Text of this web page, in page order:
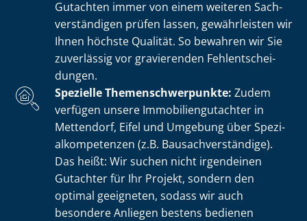
Gutachten immer von einem weiteren Sach­
ver­stän­di­gen prüfen lassen, gewährleisten wir
Ihnen höchste Qualität. So bewahren wir Sie
zuverlässig vor gravierenden Fehl­ent­schei­
dun­gen.
Spezielle The­men­schwer­punk­te: Zudem
verfügen unsere Im­mo­bi­li­en­gut­ach­ter in
Mettendorf, Eifel und Umgebung über Spe­zi­
al­kom­pe­ten­zen (z.B. Bau­sach­ver­stän­di­ge).
Das heißt: Wir suchen nicht irgendeinen
Gutachter für Ihr Projekt, sondern den
optimal geeigneten, sodass wir auch
besondere Anliegen bestens bedienen